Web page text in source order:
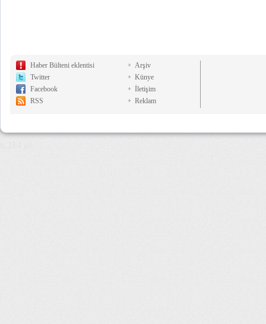
Haber Bülteni eklentisi
Twitter
Facebook
RSS
Arşiv
Künye
İletişim
Reklam